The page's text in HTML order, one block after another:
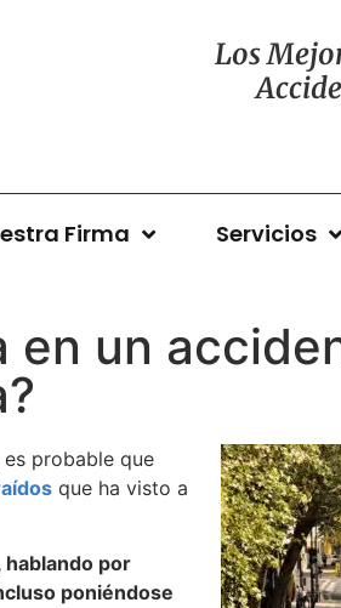
Los
Firma Servicios
en un
probable que
que ha visto a
por
poniéndose